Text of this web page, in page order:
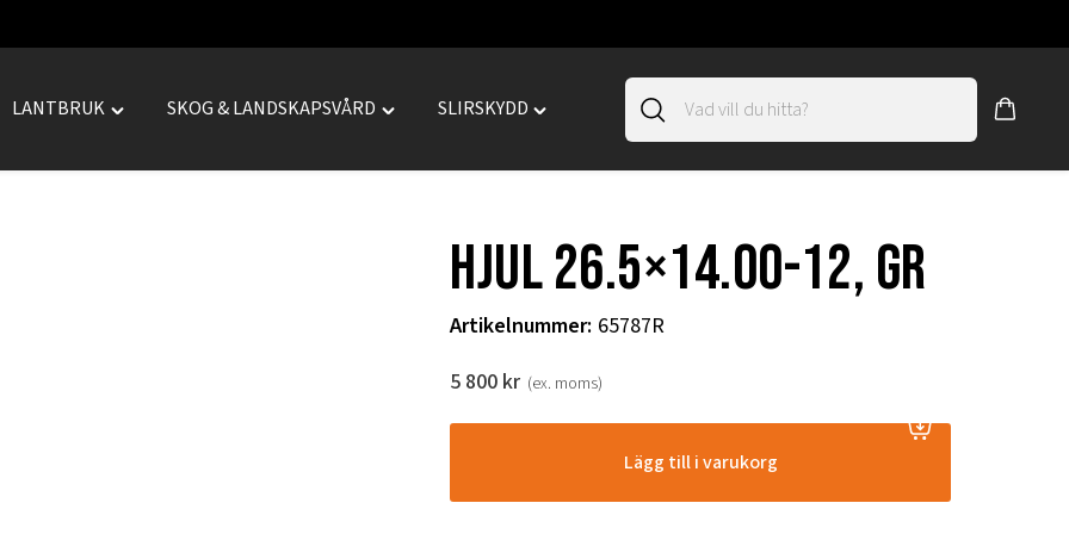
LANTBRUK
Toggle
SKOG & LANDSKAPSVÅRD
Toggle
SLIRSKYDD
Toggle
Hjul 26.5×14.00-12, GR
Artikelnummer: 65787R
5 800 kr (ex. moms)
Lägg till i varukorg